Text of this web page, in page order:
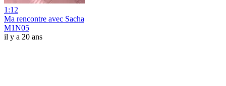
1:12
Ma rencontre avec Sacha
M1N05
il y a 20 ans